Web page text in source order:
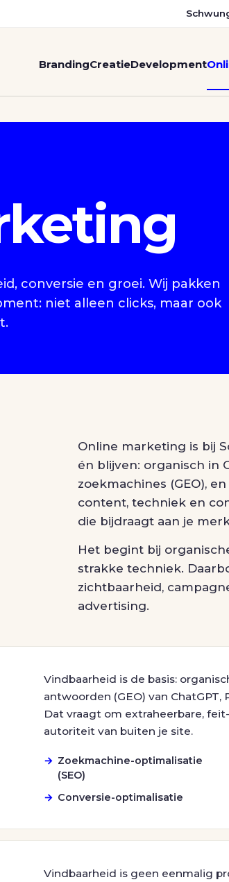
BrandingCreatieDevelopment
conversie en groei. Wij pakken
niet alleen clicks, maar ook
Online marketing is bij
én blijven: organisch in
zoekmachines (GEO),
content, techniek en
die bijdraagt aan je
Het begint bij
strakke techniek.
zichtbaarheid,
advertising.
Vindbaarheid is de basis:
antwoorden (GEO) van
Dat vraagt om extraheerbare,
autoriteit van buiten je site.
Zoekmachine-optimalisatie
(SEO)
Conversie-optimalisatie
Vindbaarheid is geen eenmalig